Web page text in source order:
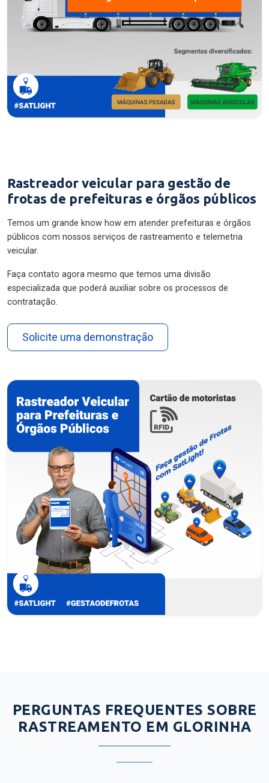
Rastreador veicular para gestão de
frotas de prefeituras e órgãos públicos
Temos um grande know how em atender prefeituras e órgãos
públicos com nossos serviços de rastreamento e telemetria
veicular.
Faça contato agora mesmo que temos uma divisão
especializada que poderá auxiliar sobre os processos de
contratação.
Solicite uma demonstração
PERGUNTAS FREQUENTES SOBRE
RASTREAMENTO EM GLORINHA